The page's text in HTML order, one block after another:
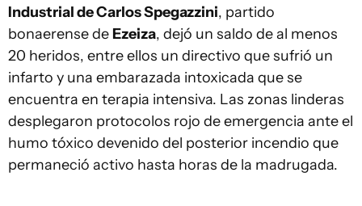
Industrial de Carlos Spegazzini, partido
bonaerense de Ezeiza, dejó un saldo de al menos
20 heridos, entre ellos un directivo que sufrió un
infarto y una embarazada intoxicada que se
encuentra en terapia intensiva. Las zonas linderas
desplegaron protocolos rojo de emergencia ante el
humo tóxico devenido del posterior incendio que
permaneció activo hasta horas de la madrugada.